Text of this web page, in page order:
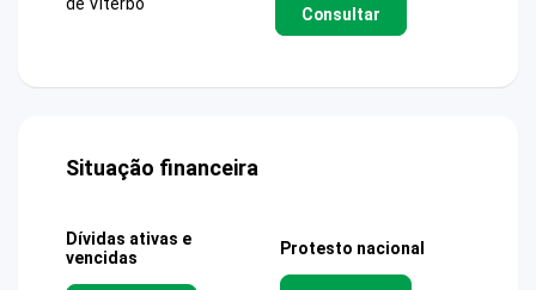
Consultar
Situação financeira
Dívidas ativas e
vencidas
Protesto nacional